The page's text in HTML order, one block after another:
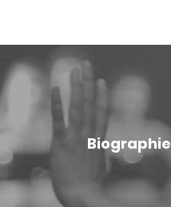
Biographie